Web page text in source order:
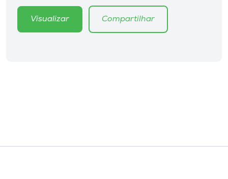
Editora
Visualizar Compartilhar